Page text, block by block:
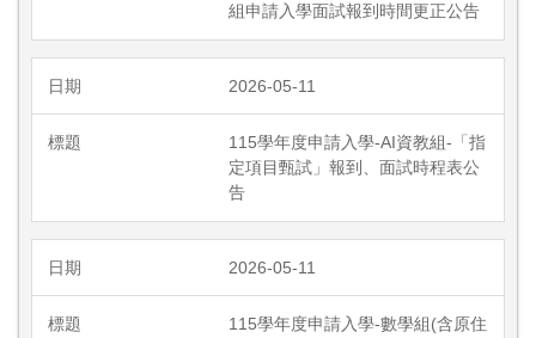
組申請入學面試報到時間更正公告
2026-05-11
115學年度申請入學-AI資教組-「指
定項目甄試」報到、面試時程表公
告
2026-05-11
115學年度申請入學-數學組(含原住